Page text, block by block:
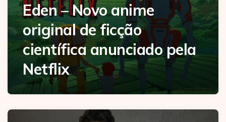
Eden – Novo anime
original de ficção
científica anunciado pela
Netflix